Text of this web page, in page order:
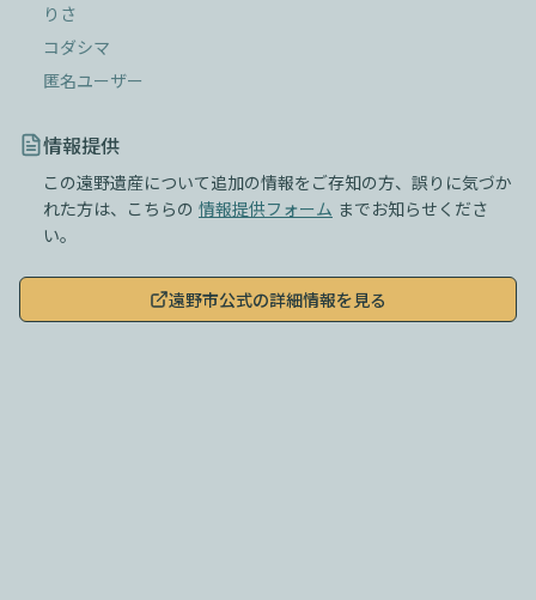
りさ
コダシマ
匿名ユーザー
情報提供
この遠野遺産について追加の情報をご存知の方、誤りに気づか
れた方は、こちらの 情報提供フォーム までお知らせくださ
い。
遠野市公式の詳細情報を見る